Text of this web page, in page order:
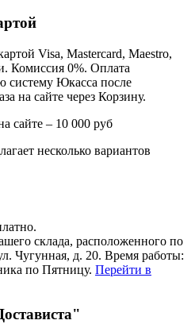
Visa, Mastercard, Maestro,
Комиссия 0%. Оплата
систему Юкасса после
на сайте через Корзину.
сайте – 10 000 руб
несколько вариантов
склада, расположенного по
Чугунная, д. 20. Время работы:
по Пятницу. Перейти в